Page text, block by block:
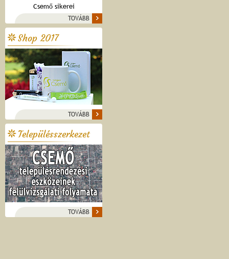
Csemő sikerei
TOVÁBB
Shop 2017
TOVÁBB
Településszerkezet
TOVÁBB